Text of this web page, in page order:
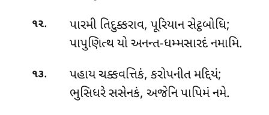
૧૨. પારમી તિદુક્કરાવ, પૂરિયાન સેટ્ઠબોધિ;
પાપુણિત્થ યો અનન્ત-ધમ્મસારદં નમામિ.
૧૩.
પહાય ચક્કવત્તિકં, કરોપનીત મદ્દિયં;
ભુસિધરે સસેનકં, અજેનિ પાપિમં નમે.